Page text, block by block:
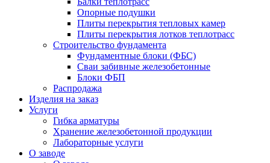
Опорные подушки
Плиты перекрытия тепловых камер
Плиты перекрытия лотков теплотрасс
Строительство фундамента
Фундаментные блоки (ФБС)
Сваи забивные железобетонные
Блоки ФБП
Распродажа
Изделия на заказ
Услуги
Гибка арматуры
Хранение железобетонной продукции
Лабораторные услуги
О заводе